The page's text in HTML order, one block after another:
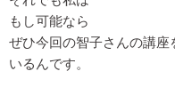
もし可能なら
ぜひ今回の智子さんの講座
いるんです。